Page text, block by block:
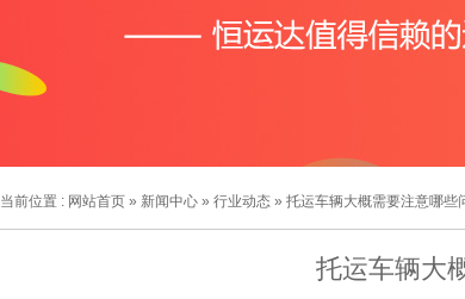
当前位置 : 网站首页 » 新闻中心 » 行业动态 » 托运车辆大概需要注意哪些
托运车辆大